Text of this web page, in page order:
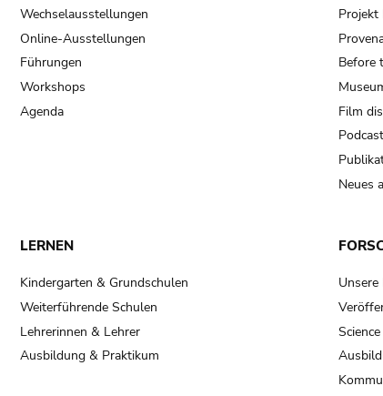
Wechselausstellungen
Online-Ausstellungen
Führungen
Workshops
Agenda
Projekt
Before
Film
Neues
LERNEN
Kindergarten & Grundschulen
Weiterführende Schulen
Lehrerinnen & Lehrer
Ausbildung & Praktikum